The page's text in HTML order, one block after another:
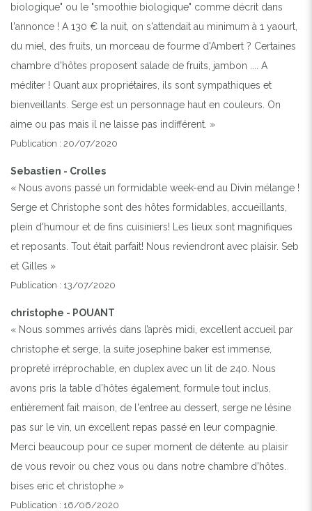
biologique" ou le "smoothie biologique" comme décrit dans
l'annonce ! A 130 € la nuit, on s'attendait au minimum à 1 yaourt,
du miel, des fruits, un morceau de fourme d'Ambert ? Certaines
chambre d'hôtes proposent salade de fruits, jambon .... A
méditer ! Quant aux propriétaires, ils sont sympathiques et
bienveillants. Serge est un personnage haut en couleurs. On
aime ou pas mais il ne laisse pas indifférent. »
Publication : 20/07/2020
Sebastien - Crolles
« Nous avons passé un formidable week-end au Divin mélange !
Serge et Christophe sont des hôtes formidables, accueillants,
plein d'humour et de fins cuisiniers! Les lieux sont magnifiques
et reposants. Tout était parfait! Nous reviendront avec plaisir. Seb
et Gilles »
Publication : 13/07/2020
christophe - POUANT
« Nous sommes arrivés dans l’après midi, excellent accueil par
christophe et serge, la suite josephine baker est immense,
propreté irréprochable, en duplex avec un lit de 240. Nous
avons pris la table d’hôtes également, formule tout inclus,
entièrement fait maison, de l'entree au dessert, serge ne lésine
pas sur le vin, un excellent repas passé en leur compagnie.
Merci beaucoup pour ce super moment de détente. au plaisir
de vous revoir ou chez vous ou dans notre chambre d'hôtes.
bises eric et christophe »
Publication : 16/06/2020